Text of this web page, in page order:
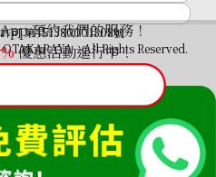
預約我們的服務！
優惠活動進行中！
可 第451380001308號
All Rights Reserved.